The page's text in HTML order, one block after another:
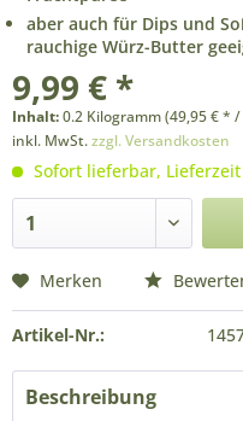
aber auch für Dips und
rauchige Würz-Butter
9,99 € *
Inhalt:0.2 Kilogramm (49,95 € *
inkl. MwSt.zzgl. Versandkosten
Sofort lieferbar,
Merken
Artikel-Nr.:
Beschreibung